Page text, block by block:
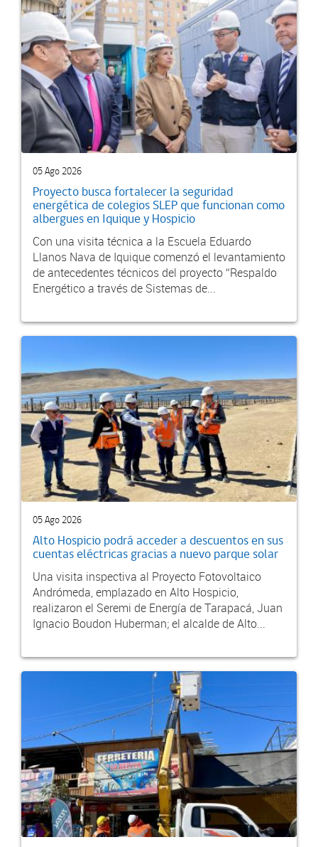
05 Ago 2026
Proyecto busca fortalecer la seguridad
energética de colegios SLEP que funcionan como
albergues en Iquique y Hospicio
Con una visita técnica a la Escuela Eduardo
Llanos Nava de Iquique comenzó el levantamiento
de antecedentes técnicos del proyecto “Respaldo
Energético a través de Sistemas de...
05 Ago 2026
Alto Hospicio podrá acceder a descuentos en sus
cuentas eléctricas gracias a nuevo parque solar
Una visita inspectiva al Proyecto Fotovoltaico
Andrómeda, emplazado en Alto Hospicio,
realizaron el Seremi de Energía de Tarapacá, Juan
Ignacio Boudon Huberman; el alcalde de Alto...